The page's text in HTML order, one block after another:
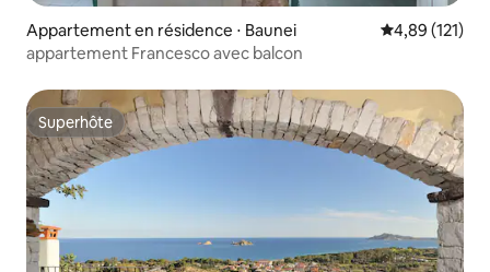
Appartement en résidence ⋅ Baunei Évaluation
4,89 (121)
appartement Francesco avec balcon
Superhôte
Superhôte